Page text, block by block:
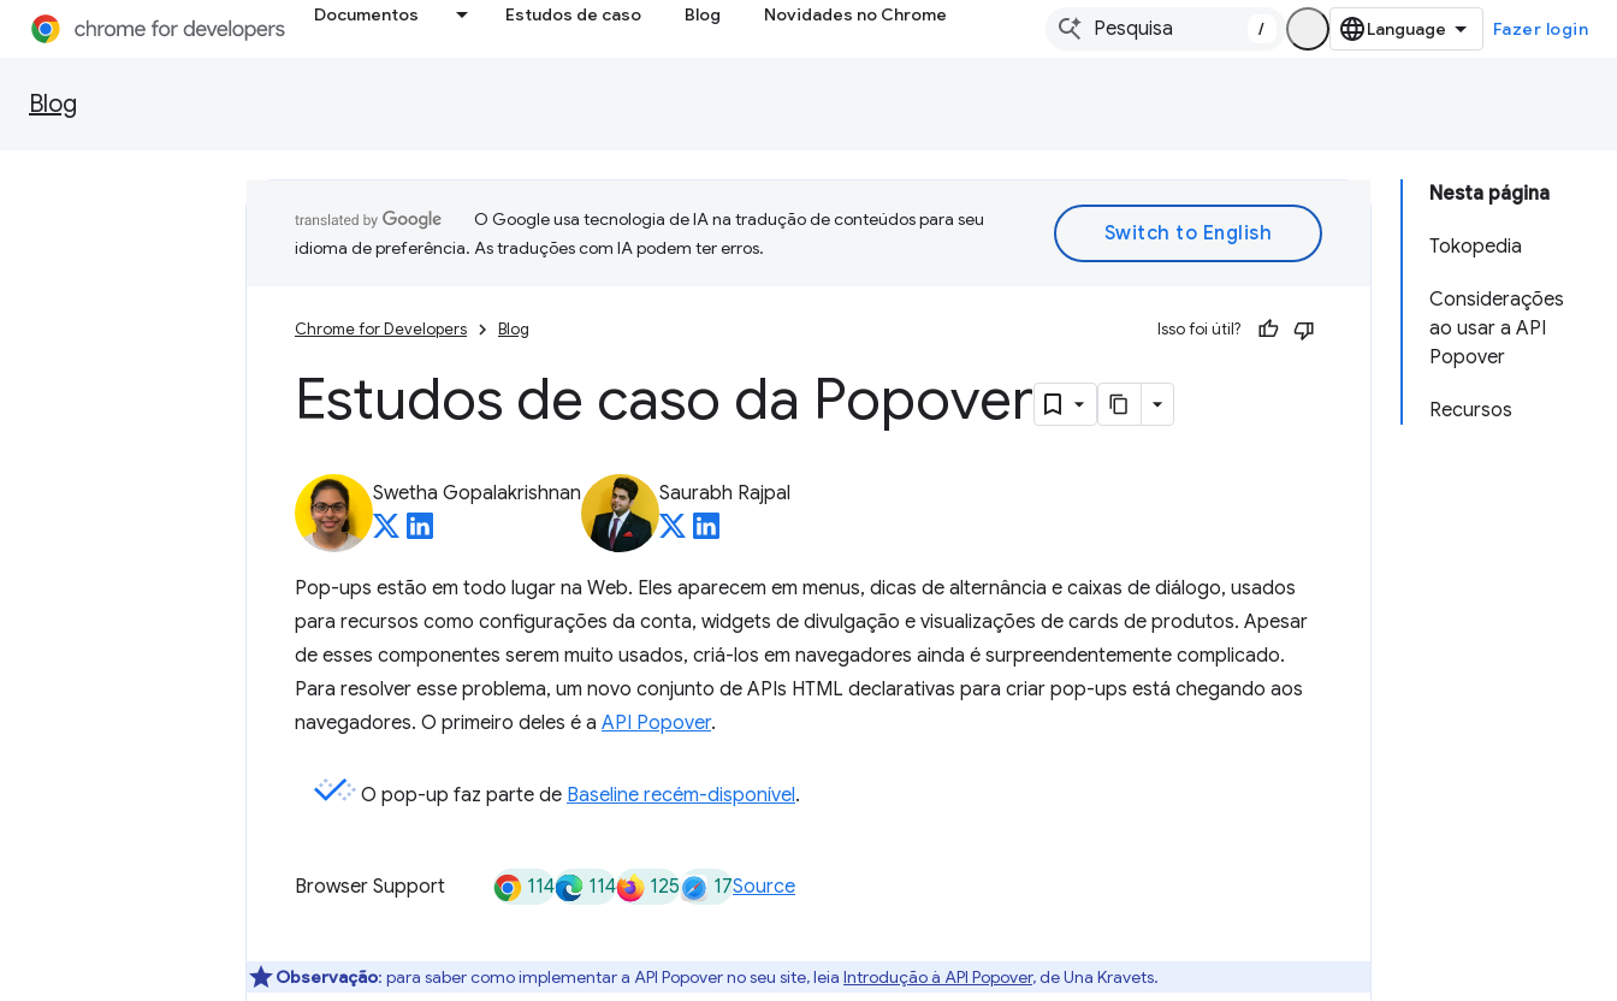
Documentos Estudos de caso Blog Novidades no Chrome
/ Fazer login
Blog
Nesta página
Tokopedia
Considerações
ao usar a API
Popover
Recursos
O Google usa tecnologia de IA na tradução de conteúdos para seu
idioma de preferência. As traduções com IA podem ter erros.
Chrome for Developers Blog Isso foi útil?
Estudos de caso da Popover
Swetha Gopalakrishnan Saurabh Rajpal
Pop-ups estão em todo lugar na Web. Eles aparecem em menus, dicas de alternância e caixas de diálogo, usados
para recursos como configurações da conta, widgets de divulgação e visualizações de cards de produtos. Apesar
de esses componentes serem muito usados, criá-los em navegadores ainda é surpreendentemente complicado.
Para resolver esse problema, um novo conjunto de APIs HTML declarativas para criar pop-ups está chegando aos
navegadores. O primeiro deles é a API Popover.
O pop-up faz parte de Baseline recém-disponível.
Browser Support 114 114 125 17Source
Observação: para saber como implementar a API Popover no seu site, leia Introdução à API Popover, de Una Kravets.